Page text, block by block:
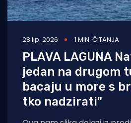
28 lip. 2026 1 MIN. ČITANJA
PLAVA LAGUNA
jedan na drugom
bacaju u more s
tko nadzirati"